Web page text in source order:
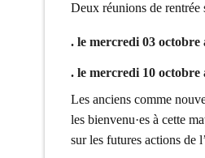
Deux réunions de rentrée
. le mercredi 03 octobre
. le mercredi 10 octobre
Les anciens comme
les bienvenu·es à cette
sur les futures actions de l’